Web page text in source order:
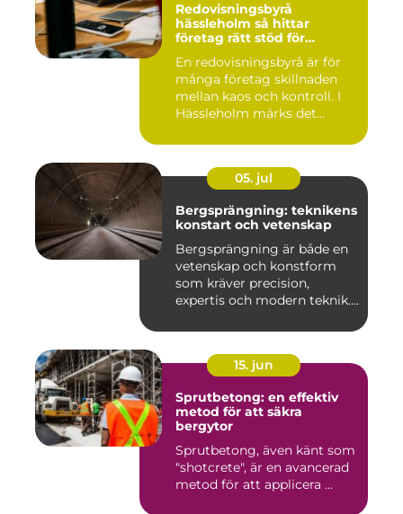
Redovisningsbyrå
hässleholm så hittar
företag rätt stöd för
En redovisningsbyrå är för
många företag skillnaden
mellan kaos och kontroll. I
Hässleholm märks det...
05. jul
Bergsprängning: teknikens
konstart och vetenskap
Bergsprängning är både en
vetenskap och konstform
som kräver precision,
expertis och modern teknik.
15. jun
Sprutbetong: en effektiv
metod för att säkra
bergytor
Sprutbetong, även känt som
"shotcrete", är en avancerad
metod för att applicera ...